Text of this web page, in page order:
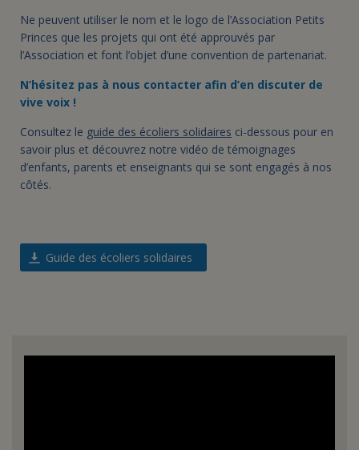
Ne peuvent utiliser le nom et le logo de l’Association Petits
Princes que les projets qui ont été approuvés par
l’Association et font l’objet d’une convention de partenariat.
N’hésitez pas à nous contacter afin d’en discuter de
vive voix !
Consultez le guide des écoliers solidaires ci-dessous pour en
savoir plus et découvrez notre vidéo de témoignages
d’enfants, parents et enseignants qui se sont engagés à nos
côtés.
Guide des écoliers solidaires